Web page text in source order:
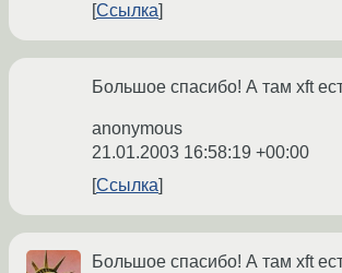
Ссылка
Большое спасибо! А там xft
anonymous
21.01.2003 16:58:19 +00:00
Ссылка
Большое спасибо! А там xft